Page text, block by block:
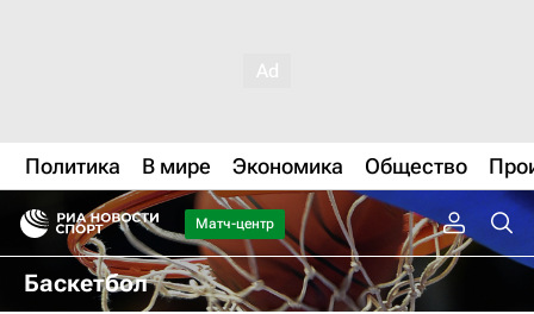
Политика В мире Экономика Общество
Матч-центр
Баскетбол